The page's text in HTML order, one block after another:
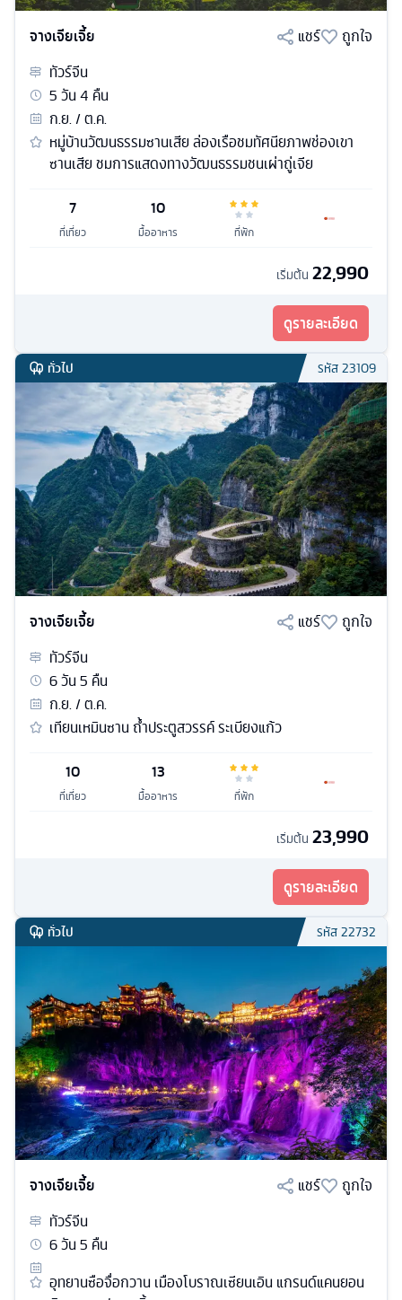
จางเจียเจี้ย แชร์
ถูกใจ
ทัวร์จีน
5วัน4 คืน
ก.ย. / ต.ค.
หมู่บ้านวัฒนธรรมซานเสีย ล่องเรือชมทัศนียภาพช่องเขา
ซานเสีย ชมการแสดงทางวัฒนธรรมชนเผ่าถู่เจีย
7
ที่เที่ยว
10
มื้ออาหาร ที่พัก
เริ่มต้น 22,990
ดูรายละเอียด
ทั่วไป รหัส23109
จางเจียเจี้ย แชร์
ถูกใจ
ทัวร์จีน
6วัน5 คืน
ก.ย. / ต.ค.
เทียนเหมินซาน ถ้ำประตูสวรรค์ ระเบียงแก้ว
10
ที่เที่ยว
13
มื้ออาหาร ที่พัก
เริ่มต้น 23,990
ดูรายละเอียด
ทั่วไป รหัส22732
จางเจียเจี้ย แชร์
ถูกใจ
ทัวร์จีน
6วัน5 คืน
อุทยานซือจื่อกวาน เมืองโบราณเซียนเอิน แกรนด์แคนยอน